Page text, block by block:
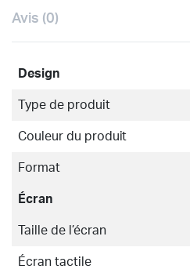
Avis (0)
Design
Type de produit
Couleur du produit
Format
Écran
Taille de l’écran
Écran tactile